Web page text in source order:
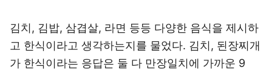
김치, 김밥, 삼겹살, 라면 등등 다양한 음식을 제시하
고 한식이라고 생각하는지를 물었다. 김치, 된장찌개
가 한식이라는 응답은 둘 다 만장일치에 가까운 9